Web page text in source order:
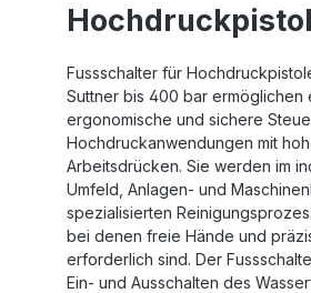
Fussschalter für
Suttner bis 400 bar ermöglichen
ergonomische und sichere
Hochdruckanwendungen mit
Arbeitsdrücken. Sie werden im
Umfeld, Anlagen- und
spezialisierten
bei denen freie Hände und
erforderlich sind. Der
Ein- und Ausschalten des